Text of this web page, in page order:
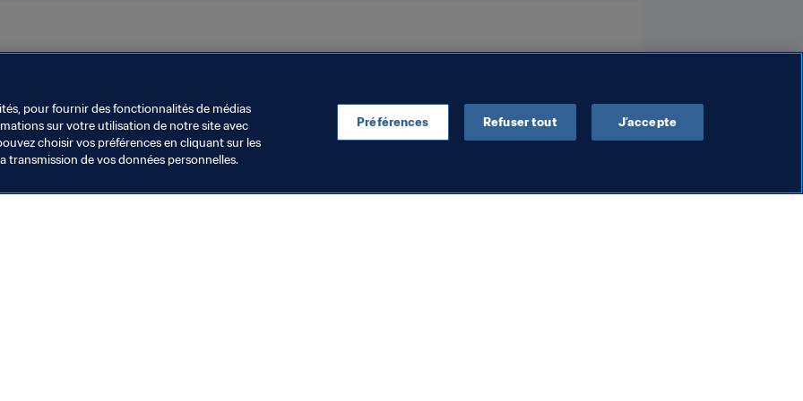
pour fournir des fonctionnalités de médias
sur votre utilisation de notre site avec
choisir vos préférences en cliquant sur les
transmission de vos données personnelles.
Préférences Refuser tout J’accepte